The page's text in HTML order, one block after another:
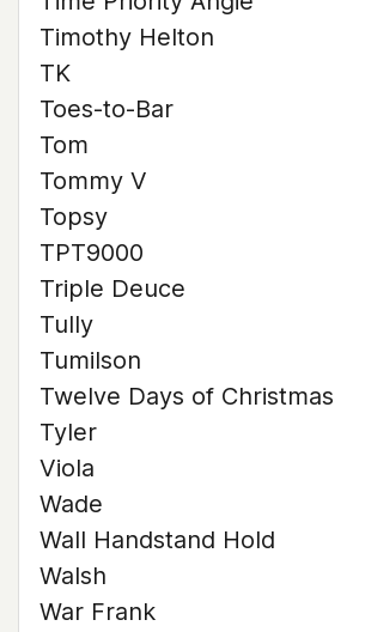
Timothy Helton
TK
Toes-to-Bar
Tom
Tommy V
Topsy
TPT9000
Triple Deuce
Tully
Tumilson
Twelve Days of Christmas
Tyler
Viola
Wade
Wall Handstand Hold
Walsh
War Frank